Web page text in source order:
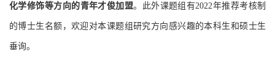
化学修饰等方向的青年才俊加盟。此外课题组有2022年推荐考核制
的博士生名额，欢迎对本课题组研究方向感兴趣的本科生和硕士生
垂询。